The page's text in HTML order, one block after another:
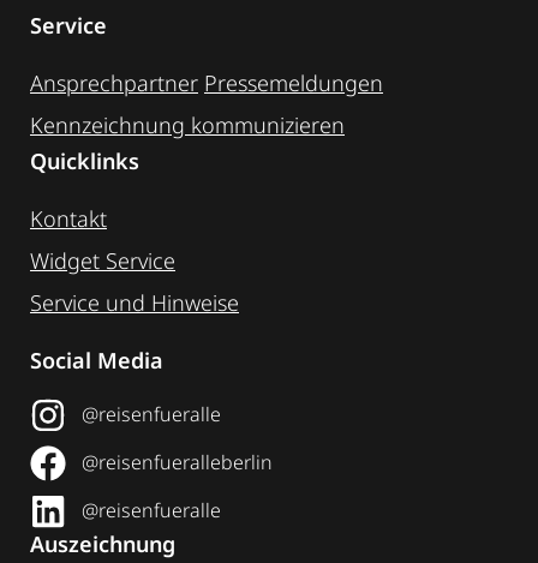
Service
Ansprechpartner Pressemeldungen
Kennzeichnung ­kommunizieren
Quicklinks
Kontakt
Widget Service
Service und Hinweise
Social Media
@reisenfueralle
@reisenfueralleberlin
@reisenfueralle
Auszeichnung